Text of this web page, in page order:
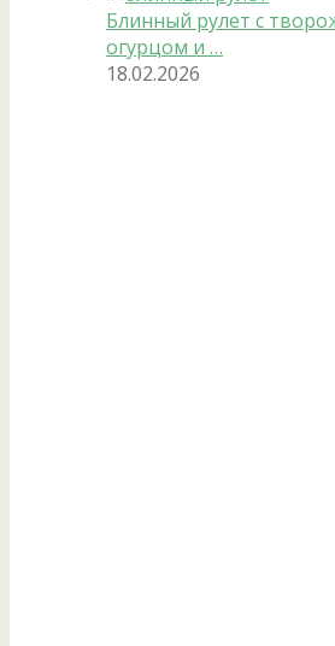
Блинный рулет с
огурцом и …
18.02.2026